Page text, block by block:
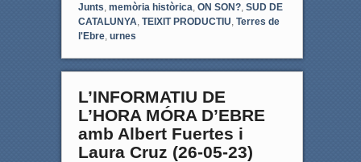
Junts memòria històrica ON SON?, SUD DE
CATALUNYA TEIXIT PRODUCTIU Terres de
l'Ebre, urnes
L’INFORMATIU DE
L’HORA MÓRA D’EBRE
amb Albert Fuertes i
Laura Cruz (26-05-23)